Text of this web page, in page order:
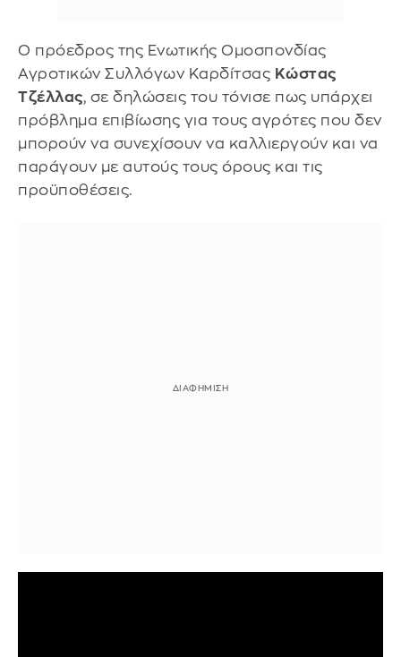
Ο πρόεδρος της Ενωτικής Ομοσπονδίας
Αγροτικών Συλλόγων Καρδίτσας Κώστας
Τζέλλας, σε δηλώσεις του τόνισε πως υπάρχει
πρόβλημα επιβίωσης για τους αγρότες που δεν
μπορούν να συνεχίσουν να καλλιεργούν και να
παράγουν με αυτούς τους όρους και τις
προϋποθέσεις.